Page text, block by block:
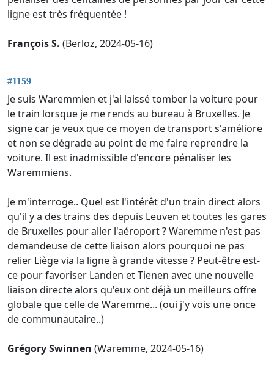
ligne est très fréquentée !
François S. (Berloz, 2024-05-16)
#1159
Je suis Waremmien et j'ai laissé tomber la voiture pour
le train lorsque je me rends au bureau à Bruxelles. Je
signe car je veux que ce moyen de transport s'améliore
et non se dégrade au point de me faire reprendre la
voiture. Il est inadmissible d'encore pénaliser les
Waremmiens.
Je m'interroge.. Quel est l'intérêt d'un train direct alors
qu'il y a des trains des depuis Leuven et toutes les gares
de Bruxelles pour aller l'aéroport ? Waremme n'est pas
demandeuse de cette liaison alors pourquoi ne pas
relier Liège via la ligne à grande vitesse ? Peut-être est-
ce pour favoriser Landen et Tienen avec une nouvelle
liaison directe alors qu'eux ont déjà un meilleurs offre
globale que celle de Waremme... (oui j'y vois une once
de communautaire..)
Grégory Swinnen (Waremme, 2024-05-16)